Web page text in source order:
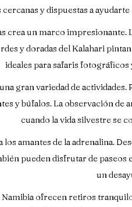
y dispuestas a
crea un marco impresionante.
y doradas del Kalahari
ideales para safaris
gran variedad de
y búfalos. La observación de
cuando la vida silvestre se
amantes de la adrenalina.
pueden disfrutar de
un
Namibia ofrecen retiros